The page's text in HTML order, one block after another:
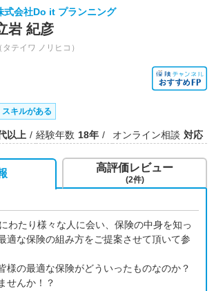
式会社Do it プランニング
岩 紀彦
（タテイワ ノリヒコ）
キルがある
以上 経験年数 18年 オンライン相談 対応
わたり様々な人に会い、保険の中身を知っ
適な保険の組み方をご提案させて頂いて参
様の最適な保険がどういったものなのか？
せんか！？
高評価レビュー
(2件)